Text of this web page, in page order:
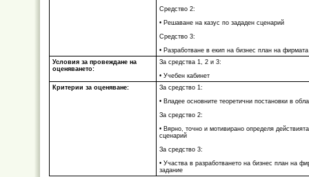
Средство 2:
• Решаване на казус по зададен сценарий
Средство 3:
• Разработване в екип на бизнес план на
Условия за провеждане на
оценяването:
За средства 1, 2 и 3:
• Учебен кабинет
Критерии за оценяване:
За средство 1:
• Владее основните теоретични постановки в
За средство 2:
• Вярно, точно и мотивирано определя
сценарий
За средство 3:
• Участва в разработването на бизнес план на
задание